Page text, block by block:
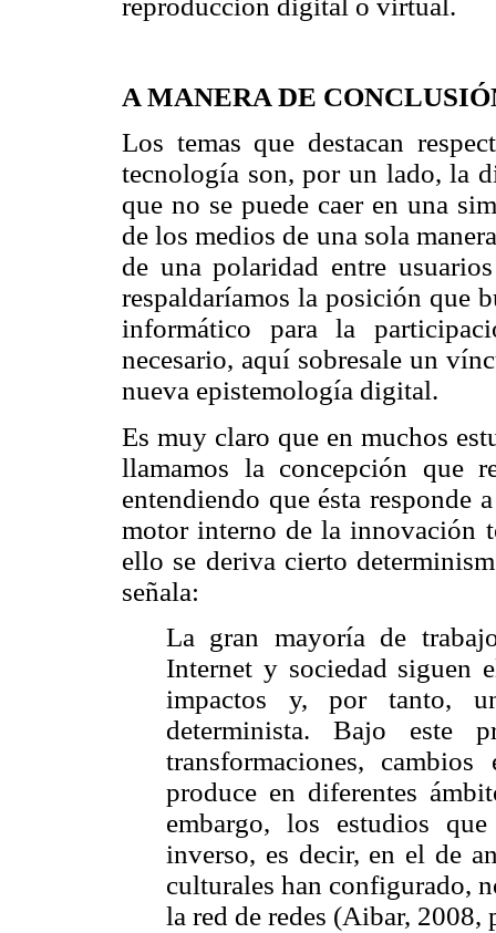
A MANERA DE
Los temas que destacan
tecnología son, por un lado, la
que no se puede caer en una
de los medios de una sola
de una polaridad entre
respaldaríamos la posición que
informático para la
necesario, aquí sobresale un
nueva epistemología digital.
Es muy claro que en muchos
llamamos la concepción que
entendiendo que ésta responde
motor interno de la innovación
ello se deriva cierto
señala:
La gran mayoría de
Internet y sociedad siguen
impactos y, por tanto,
determinista. Bajo este
transformaciones,
produce en diferentes
embargo, los estudios
inverso, es decir, en el de
culturales han configurado,
la red de redes (Aibar, 2008,